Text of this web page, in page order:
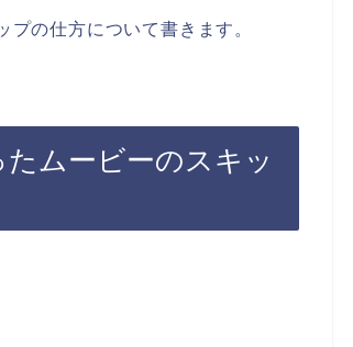
の仕方について書きます。
ムービーのスキッ